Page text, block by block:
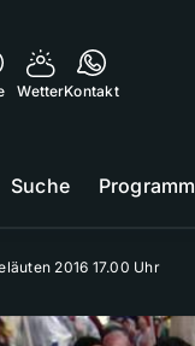
WetterKontakt
Suche Programm
2016 17.00 Uhr